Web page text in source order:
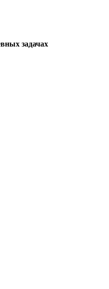
задачах